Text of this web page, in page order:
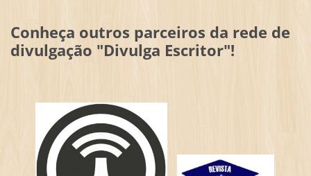
Conheça outros parceiros da rede de
divulgação "Divulga Escritor"!